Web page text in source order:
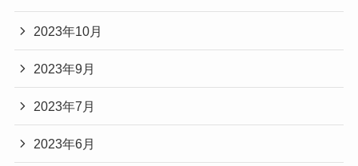
2023年10月
2023年9月
2023年7月
2023年6月